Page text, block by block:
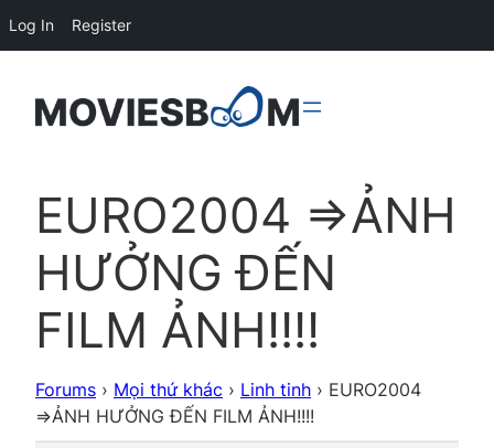
EURO2004 =>ẢNH
HƯỞNG ĐẾN
FILM ẢNH!!!!
Forums › Mọi thứ khác › Linh tinh › EURO2004
=>ẢNH HƯỞNG ĐẾN FILM ẢNH!!!!
Log In Register